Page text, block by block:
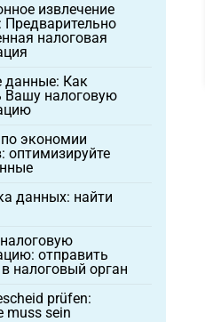
извлечение
налоговая
данные: Как
Вашу налоговую
экономии
оптимизируйте
данных: найти
отправить
налоговый орган
prüfen:
muss sein